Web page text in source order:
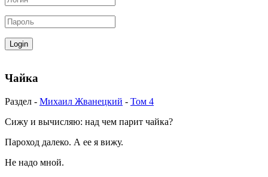
Чайка
Раздел - Михаил Жванецкий - Том 4
Сижу и вычисляю: над чем парит чайка?
Пароход далеко. А ее я вижу.
Не надо мной.